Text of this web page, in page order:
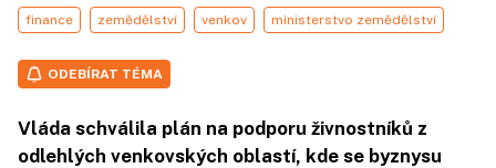
finance zemědělství venkov ministerstvo zemědělství
ODEBÍRAT TÉMA
Vláda schválila plán na podporu živnostníků z
odlehlých venkovských oblastí, kde se byznysu